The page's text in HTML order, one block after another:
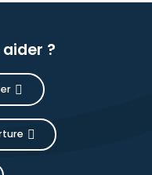
?